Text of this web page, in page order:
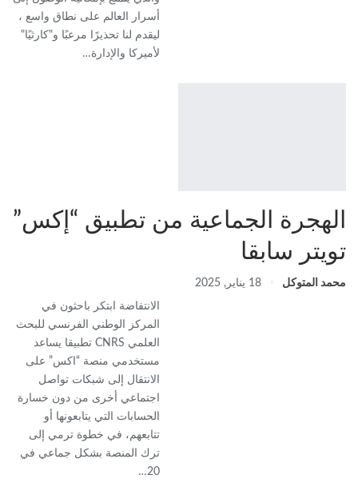
أسرار العالم على نطاق واسع ،
ليقدم لنا تحذيرًا مرعبًا و"كارثيًا"
لأميركا والإدارة…
الهجرة الجماعية من تطبيق “إكس”
تويتر سابقا
محمد المتوكل 18 يناير, 2025
الانتفاضة ابتكر باحثون في
المركز الوطني الفرنسي للبحث
العلمي CNRS تطبيقا يساعد
مستخدمي منصة “اكس” على
الانتقال إلى شبكات تواصل
اجتماعي أخرى من دون خسارة
الحسابات التي يتابعونها أو
تتابعهم، في خطوة ترمي إلى
ترك المنصة بشكل جماعي في
20…